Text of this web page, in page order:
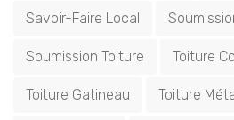
Savoir-Faire Local
Soumission Toiture Toiture
Toiture Gatineau Toiture